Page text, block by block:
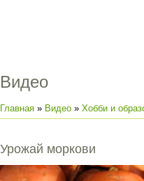
Видео
Главная » Видео » Хобби и
Урожай моркови